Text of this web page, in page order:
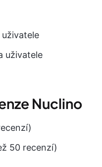
uživatele
Nuclino
50 recenzí)